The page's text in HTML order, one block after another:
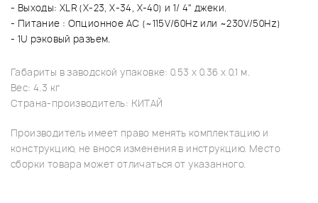
- Выходы: XLR (X-23, X-34, X-40) и 1/ 4" джеки.
- Питание : Опционное AC (~115V/60Hz или ~230V/50Hz)
- 1U рэковый разъем.
Габариты в заводской упаковке: 0.53 x 0.36 x 0.1 м.
Вес: 4.3 кг
Страна-производитель: КИТАЙ
Производитель имеет право менять комплектацию и
конструкцию, не внося изменения в инструкцию. Место
сборки товара может отличаться от указанного.